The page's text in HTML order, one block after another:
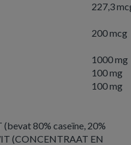
227,3
200 mcg
1000 mg
100 mg
100 mg
80% caseïne, 20%
(CONCENTRAAT EN